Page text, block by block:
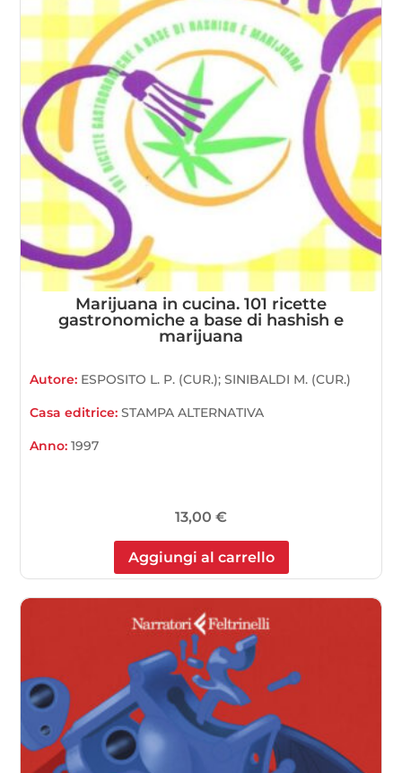
Marijuana in cucina. 101 ricette
gastronomiche a base di hashish e
marijuana
Autore: ESPOSITO L. P. (CUR.); SINIBALDI M. (CUR.)
Casa editrice:STAMPA ALTERNATIVA
Anno:1997
13,00 €
Aggiungi al carrello